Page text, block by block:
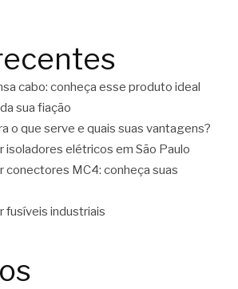
cabo: conheça esse produto ideal
sua fiação
o que serve e quais suas vantagens?
isoladores elétricos em São Paulo
conectores MC4: conheça suas
fusíveis industriais